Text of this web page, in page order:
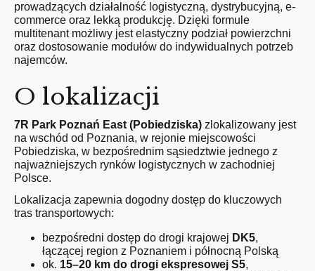
prowadzących działalność logistyczną, dystrybucyjną, e-
commerce oraz lekką produkcję. Dzięki formule
multitenant możliwy jest elastyczny podział powierzchni
oraz dostosowanie modułów do indywidualnych potrzeb
najemców.
O lokalizacji
7R Park Poznań East (Pobiedziska) zlokalizowany jest
na wschód od Poznania, w rejonie miejscowości
Pobiedziska, w bezpośrednim sąsiedztwie jednego z
najważniejszych rynków logistycznych w zachodniej
Polsce.
Lokalizacja zapewnia dogodny dostęp do kluczowych
tras transportowych:
bezpośredni dostęp do drogi krajowej DK5,
łączącej region z Poznaniem i północną Polską
ok. 15–20 km do drogi ekspresowej S5,